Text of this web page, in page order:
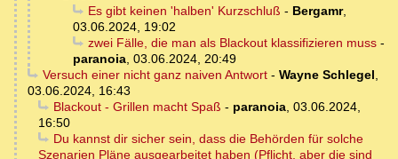
Es gibt keinen 'halben' Kurzschluß - Bergamr,
03.06.2024, 19:02
zwei Fälle, die man als Blackout klassifizieren muss-
paranoia, 03.06.2024, 20:49
Versuch einer nicht ganz naiven Antwort- Wayne Schlegel,
03.06.2024, 16:43
Blackout - Grillen macht Spaß - paranoia, 03.06.2024,
16:50
Du kannst dir sicher sein, dass die Behörden für solche
Szenarien Pläne ausgearbeitet haben (Pflicht, aber die sind